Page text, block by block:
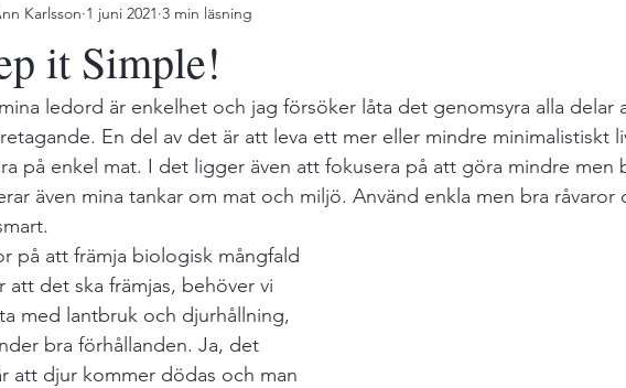
Festmiddag Dinner Party
Taste enjoy Business online course recipes Recept
Middagsbjudningar Arkiv
it Simple!
Karlsson 1 juni 2021 3 min läsning
ledord är enkelhet och jag försöker låta det genomsyra alla delar
En del av det är att leva ett mer eller mindre minimalistiskt
på enkel mat. I det ligger även att fokusera på att göra mindre men
även mina tankar om mat och miljö. Använd enkla men bra råvaror
på att främja biologisk mångfald
att det ska främjas, behöver vi
med lantbruk och djurhållning,
bra förhållanden. Ja, det
att djur kommer dödas och man